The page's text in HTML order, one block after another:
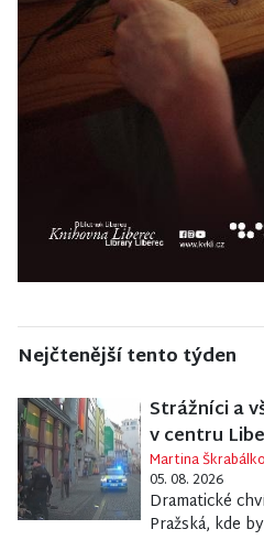
Nejčtenější tento týden
Strážníci a
v centru
Martina
05. 08. 2026
Dramatické
Pražská, kde